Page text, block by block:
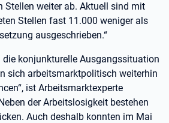
Stellen weiter ab. Aktuell sind mit
Stellen fast 11.000 weniger als
ausgeschrieben.“
die konjunkturelle Ausgangssituation
sich arbeitsmarktpolitisch weiterhin
ist Arbeitsmarktexperte
der Arbeitslosigkeit bestehen
Auch deshalb konnten im Mai